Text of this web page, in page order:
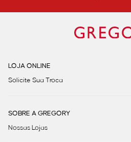
LOJA ONLINE
Solicite Sua Troca
SOBRE A GREGORY
Nossas Lojas